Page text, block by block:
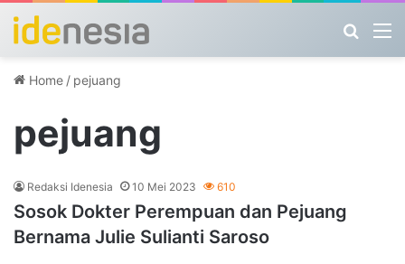
Home / pejuang
pejuang
Redaksi Idenesia 10 Mei 2023 610
Sosok Dokter Perempuan dan Pejuang
Bernama Julie Sulianti Saroso